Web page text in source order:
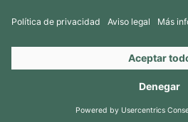
Copyright 2026 © Amorim Cork
byWebcomum